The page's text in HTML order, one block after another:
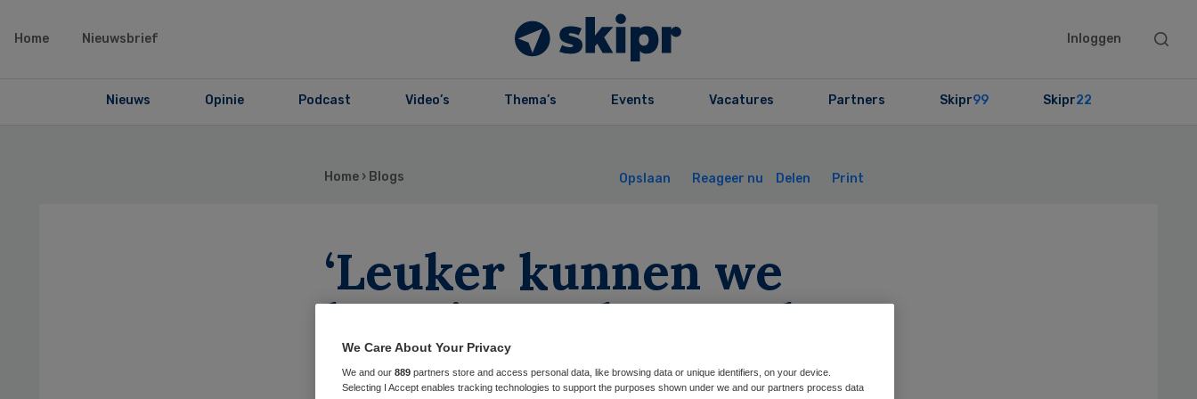
Home Nieuwsbrief Inloggen
Search
Nieuws Opinie Podcast Video’s Thema’s Events Vacatures Partners Skipr99 Skipr22
Home › Blogs Opslaan Reageer nu Delen Print
‘Leuker kunnen we
het niet maken, wel
makkelijker’
We Care About Your Privacy
We and our 889 partners store and access personal data, like browsing data or unique identifiers, on your device.
Selecting I Accept enables tracking technologies to support the purposes shown under we and our partners process data